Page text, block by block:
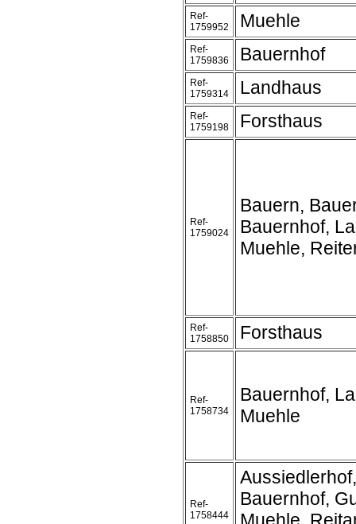
Ref-
1759952
Muehle
Ref-
1759836
Bauernhof
Ref-
1759314
Landhaus
Ref-
1759198
Forsthaus
Ref-
1759024
Bauern,
Bauernhof,
Muehle,
Ref-
1758850
Forsthaus
Ref-
1758734
Bauernhof,
Muehle
Ref-
1758444
Bauernhof,